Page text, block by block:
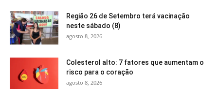
Região 26 de Setembro terá vacinação
neste sábado (8)
agosto 8, 2026
Colesterol alto: 7 fatores que aumentam o
risco para o coração
agosto 8, 2026